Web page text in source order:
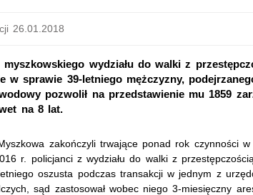
26.01.2018
myszkowskiego wydziału do walki z
w sprawie 39-letniego mężczyzny,
pozwolił na przedstawienie mu 1859
na 8 lat.
zakończyli trwające ponad rok czynności
r. policjanci z wydziału do walki z
oszusta podczas transakcji w jednym z
sąd zastosował wobec niego 3-miesięczny